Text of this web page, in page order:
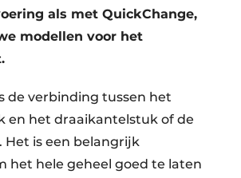
als met QuickChange,
modellen voor het
de verbinding tussen het
en het draaikantelstuk of de
is een belangrijk
het hele geheel goed te laten